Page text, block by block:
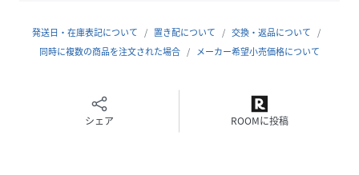
性別タイプ レディース
発送日・在庫表記について 置き配について
交換・返品について
同時に複数の商品を注文された場合
メーカー希望小売価格について
シェア ROOMに投稿